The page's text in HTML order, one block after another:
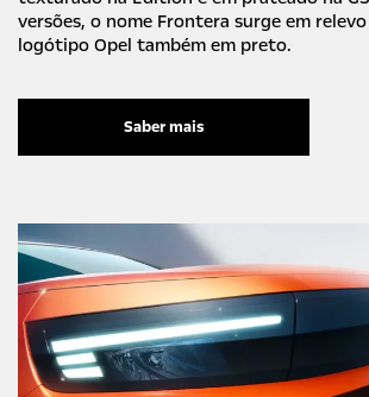
versões, o nome Frontera surge em
logótipo Opel também em preto.
Saber mais